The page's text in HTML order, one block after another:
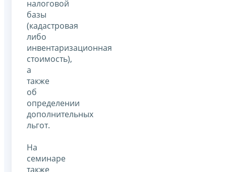
налоговой
базы
(кадастровая
либо
инвентаризационная
стоимость),
а
также
об
определении
дополнительных
льгот.
На
семинаре
также